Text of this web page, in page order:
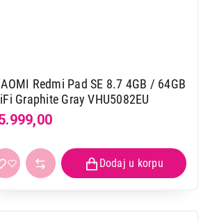
Redmi Pad SE 8.7 4GB / 64GB
Graphite Gray VHU5082EU